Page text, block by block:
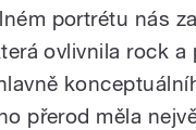
portrétu nás
ovlivnila rock a
přerod měla